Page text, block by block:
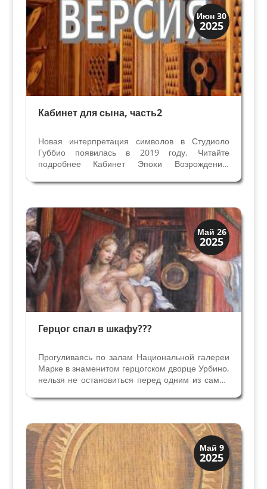
Июн 30
2025
Искусство
Коллекции знати
Кабинет для сына, часть2
Новая интерпретация символов в Студиоло
Губбио появилась в 2019 году. Читайте
подробнее Кабинет Эпохи Возрождения.
предпосылках – Студиоло создал отец
смерти для сына Гвидобальдо, и здесь Герцог...
Май 26
2025
Искусство
Коллекции знати
Герцог спал в шкафу???
Прогуливаясь по залам Национальной галереи
Марке в знаменитом герцогском дворце Урбино,
нельзя не остановиться перед одним из самых
Герцога в зале, где когда-то была спальня.
очень редкая...
Май 9
2025
Искусство
Коллекции знати